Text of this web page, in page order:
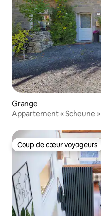
Grange
Appartement « Scheune
Coup de cœur voyageurs
Coup de cœur voyageurs